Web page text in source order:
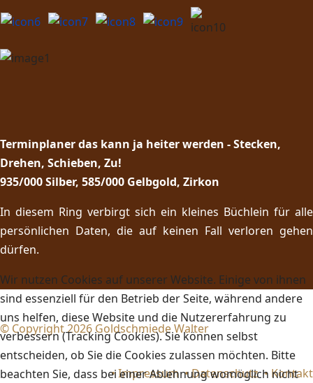
Terminplaner das kann ja heiter werden - Stecken,
Drehen, Schieben, Zu!
935/000 Silber, 585/000 Gelbgold, Zirkon
In diesem Ring verbirgt sich ein kleines Büchlein für alle
persönlichen Daten, die auf keinen Fall verloren gehen
dürfen.
© Copyright 2026 Goldschmiede Walter
•Impressum•Datenschutz• Kontakt
Wir nutzen Cookies auf unserer Website. Einige von ihnen
sind essenziell für den Betrieb der Seite, während andere
uns helfen, diese Website und die Nutzererfahrung zu
verbessern (Tracking Cookies). Sie können selbst
entscheiden, ob Sie die Cookies zulassen möchten. Bitte
beachten Sie, dass bei einer Ablehnung womöglich nicht